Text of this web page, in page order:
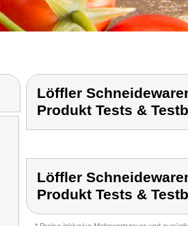
Löffler
Produkt Tests &
Löffler
Produkt Tests &